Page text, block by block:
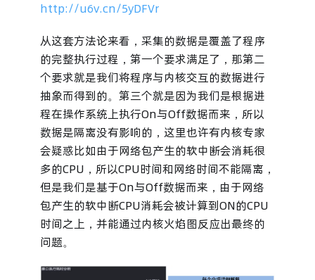
http://u6v.cn/5yDFVr
从这套方法论来看，采集的数据是覆盖了程序
的完整执行过程，第一个要求满足了，那第二
个要求就是我们将程序与内核交互的数据进行
抽象而得到的。第三个就是因为我们是根据进
程在操作系统上执行On与Off数据而来，所以
数据是隔离没有影响的，这里也许有内核专家
会疑惑比如由于网络包产生的软中断会消耗很
多的CPU，所以CPU时间和网络时间不能隔离，
但是我们是基于On与Off数据而来，由于网络
包产生的软中断CPU消耗会被计算到ON的CPU
时间之上，并能通过内核火焰图反应出最终的
问题。